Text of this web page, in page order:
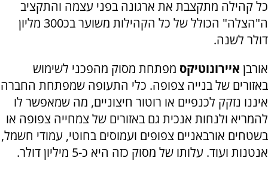
כל קהילה מתקצבת את ארגונה בפני עצמה והתקציב
ה"הצלה" הכולל של כל הקהילות משוער בכ300 מליון
דולר לשנה.
אורבן איירונוטיקס מפתחת מסוק מהפכני לשימוש
באזורים של בנייה צפופה. כלי התעופה שמפתחת החברה
איננו נזקק לכנפיים או רוטור חיצוניים, מה שמאפשר לו
להמריא ולנחות אנכית גם באזורים של צמחייה צפופה או
בשטחים אורבאניים צפופים ועמוסים בחוטי, עמודי חשמל,
אנטנות ועוד. עלותו של מסוק כזה היא כ-5 מיליון דולר.